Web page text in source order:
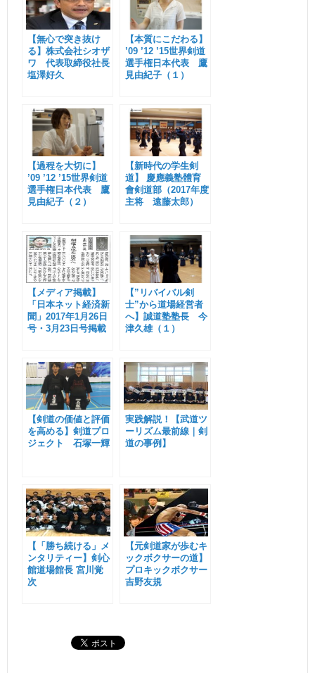
【無心で突き抜け
る】株式会社シオザ
ワ 代表取締役社長
塩澤好久
【本質にこだわる】
’09 ’12 ’15世界剣道
選手権日本代表 鷹
見由紀子（１）
【過程を大切に】
’09 ’12 ’15世界剣道
選手権日本代表 鷹
見由紀子（２）
【新時代の学生剣
道】 慶應義塾體育
會剣道部（2017年度
主将 遠藤太郎）
【メディア掲載】
「日本ネット経済新
聞」2017年1月26日
号・3月23日号掲載
【”リバイバル剣
士”から道場経営者
へ】誠道塾塾長 今
津久雄（１）
【剣道の価値と評価
を高める】剣道プロ
ジェクト 石塚一輝
実践解説！【武道ツ
ーリズム最前線｜剣
道の事例】
【「勝ち続ける」メ
ンタリティー】剣心
館道場館長 宮川覚
次
【元剣道家が歩むキ
ックボクサーの道】
プロキックボクサー
吉野友規